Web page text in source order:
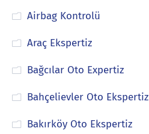
Airbag Kontrolü
Araç Ekspertiz
Bağcılar Oto Expertiz
Bahçelievler Oto Ekspertiz
Bakırköy Oto Ekspertiz